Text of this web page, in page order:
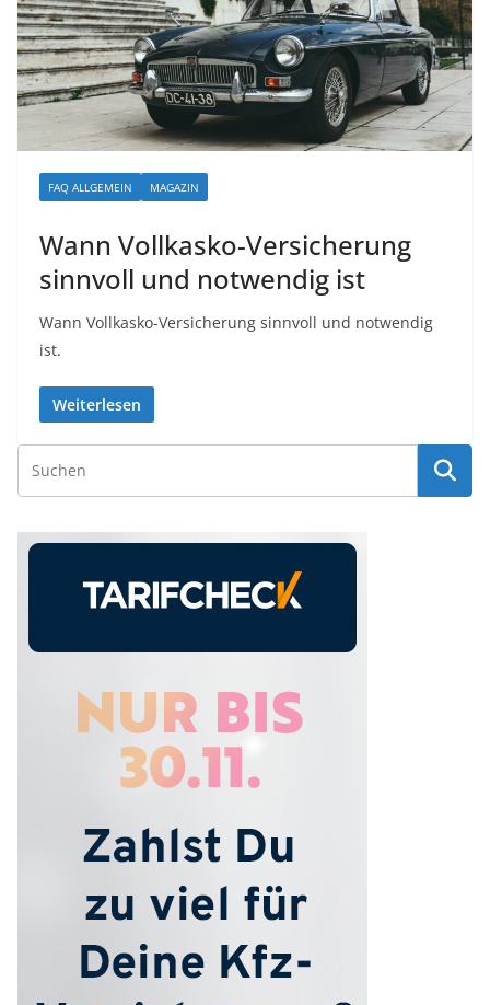
FAQ ALLGEMEIN MAGAZIN
Wann Vollkasko-Versicherung
sinnvoll und notwendig ist
Wann Vollkasko-Versicherung sinnvoll und notwendig
ist.
Weiterlesen